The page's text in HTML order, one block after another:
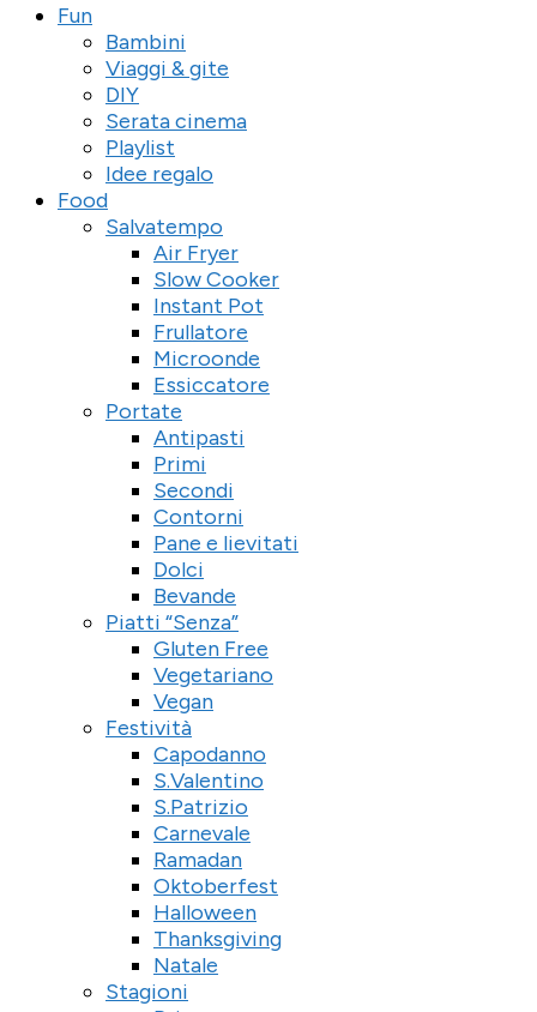
Fun
Bambini
Viaggi & gite
DIY
Serata cinema
Playlist
Idee regalo
Food
Salvatempo
Air Fryer
Slow Cooker
Instant Pot
Frullatore
Microonde
Essiccatore
Portate
Antipasti
Primi
Secondi
Contorni
Pane e lievitati
Dolci
Bevande
Piatti “Senza”
Gluten Free
Vegetariano
Vegan
Festività
Capodanno
S.Valentino
S.Patrizio
Carnevale
Ramadan
Oktoberfest
Halloween
Thanksgiving
Natale
Stagioni